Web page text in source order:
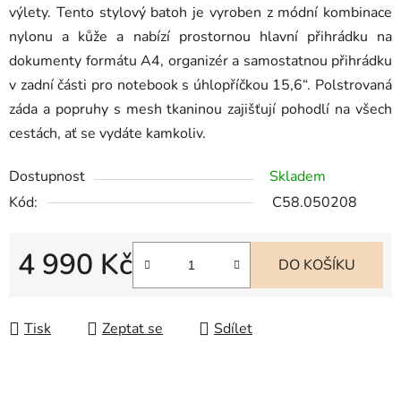
výlety. Tento stylový batoh je vyroben z módní kombinace
nylonu a kůže a nabízí prostornou hlavní přihrádku na
dokumenty formátu A4, organizér a samostatnou přihrádku
v zadní části pro notebook s úhlopříčkou 15,6“. Polstrovaná
záda a popruhy s mesh tkaninou zajišťují pohodlí na všech
cestách, ať se vydáte kamkoliv.
Dostupnost
Skladem
Kód:
C58.050208
4 990 Kč DO KOŠÍKU
Tisk Zeptat se Sdílet